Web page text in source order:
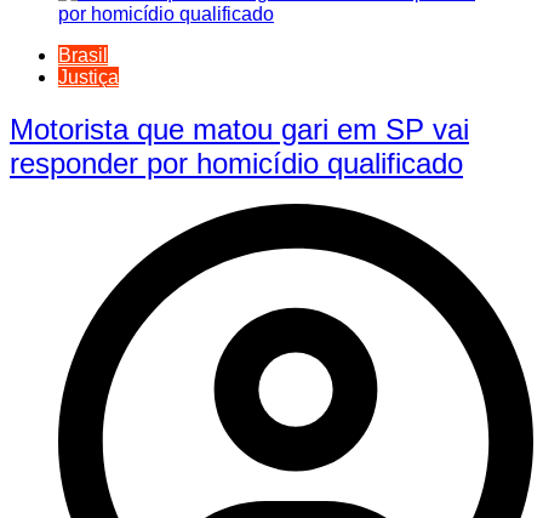
Brasil
Justiça
Motorista que matou gari em SP vai
responder por homicídio qualificado